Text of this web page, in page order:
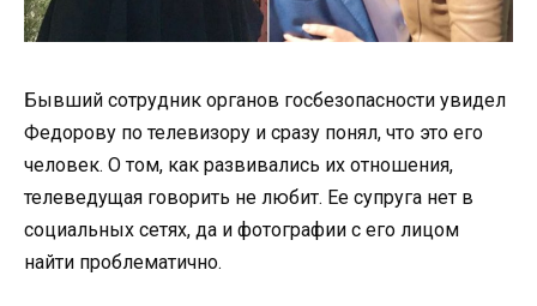
Бывший сотрудник органов госбезопасности увидел
Федорову по телевизору и сразу понял, что это его
человек. О том, как развивались их отношения,
телеведущая говорить не любит. Ее супруга нет в
социальных сетях, да и фотографии с его лицом
найти проблематично.